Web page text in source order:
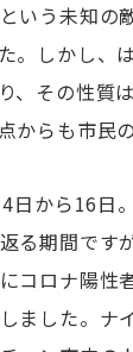
いう未知の
。しかし、
、その性質
からも市民
から16日。
る期間です
コロナ陽
ました。ナ